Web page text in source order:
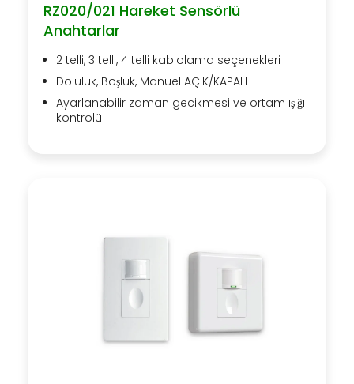
RZ020/021 Hareket Sensörlü
Anahtarlar
2 telli, 3 telli, 4 telli kablolama seçenekleri
Doluluk, Boşluk, Manuel AÇIK/KAPALI
Ayarlanabilir zaman gecikmesi ve ortam ışığı
kontrolü